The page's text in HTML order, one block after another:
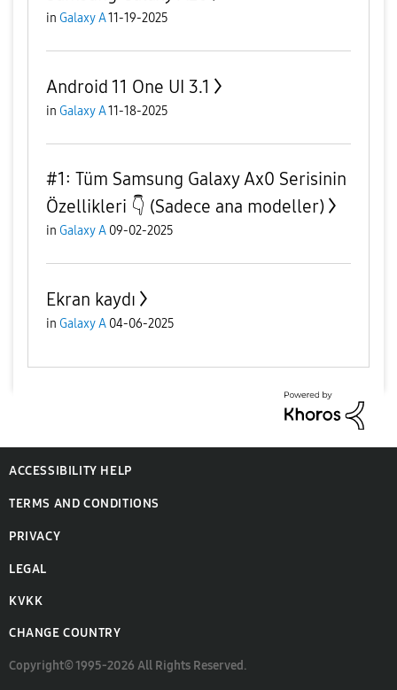
in Galaxy A11-19-2025
Android 11 One UI 3.1
in Galaxy A11-18-2025
#1: Tüm Samsung Galaxy Ax0 Serisinin
Özellikleri 👇 (Sadece ana modeller)
in Galaxy A 09-02-2025
Ekran kaydı
in Galaxy A 04-06-2025
ACCESSIBILITY HELP
TERMS AND CONDITIONS
PRIVACY
LEGAL
KVKK
CHANGE COUNTRY
Copyright© 1995-2026 All Rights Reserved.